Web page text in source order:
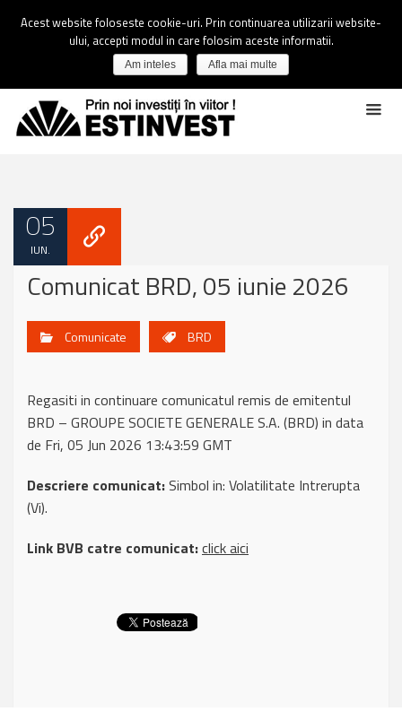
05
IUN.
Comunicat BRD, 05 iunie 2026
Comunicate BRD
Regasiti in continuare comunicatul remis de emitentul
BRD – GROUPE SOCIETE GENERALE S.A. (BRD) in data
de Fri, 05 Jun 2026 13:43:59 GMT
Descriere comunicat:Simbol in: Volatilitate Intrerupta
(Vi).
Link BVB catre comunicat:click aici
Acest website foloseste cookie-uri. Prin continuarea utilizarii website-
ului, accepti modul in care folosim aceste informatii.
Am inteles Afla mai multe